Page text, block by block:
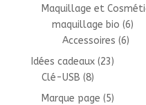
Maquillage et
maquillage bio (6)
Accessoires (6)
Idées cadeaux (23)
Clé-USB (8)
Marque page (5)